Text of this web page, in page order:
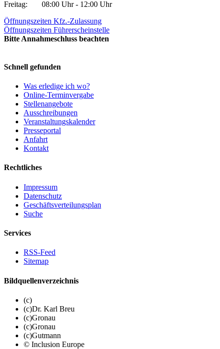
Freitag:
08:00 Uhr - 12:00 Uhr
Öffnungszeiten Kfz.-Zulassung
Öffnungszeiten Führerscheinstelle
Bitte Annahmeschluss beachten
Schnell gefunden
Was erledige ich wo?
Online-Terminvergabe
Stellenangebote
Ausschreibungen
Veranstaltungskalender
Presseportal
Anfahrt
Kontakt
Rechtliches
Impressum
Datenschutz
Geschäftsverteilungsplan
Suche
Services
RSS-Feed
Sitemap
Bildquellenverzeichnis
(c)
(c)Dr. Karl Breu
(c)Gronau
(c)Gronau
(c)Gutmann
© Inclusion Europe